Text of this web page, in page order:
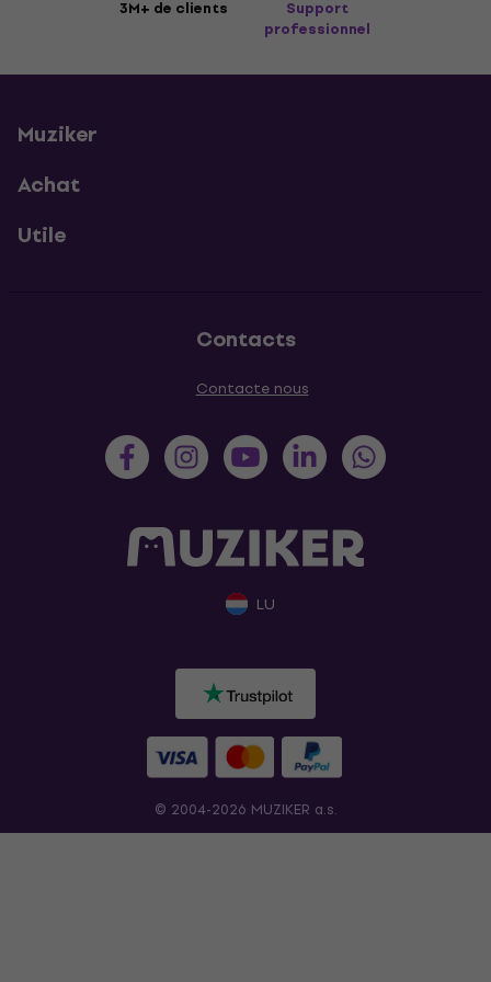
3M+ de clients
Support
professionnel
Muziker
Achat
Utile
Contacts
Contacte nous
LU
© 2004-2026 MUZIKER a.s.